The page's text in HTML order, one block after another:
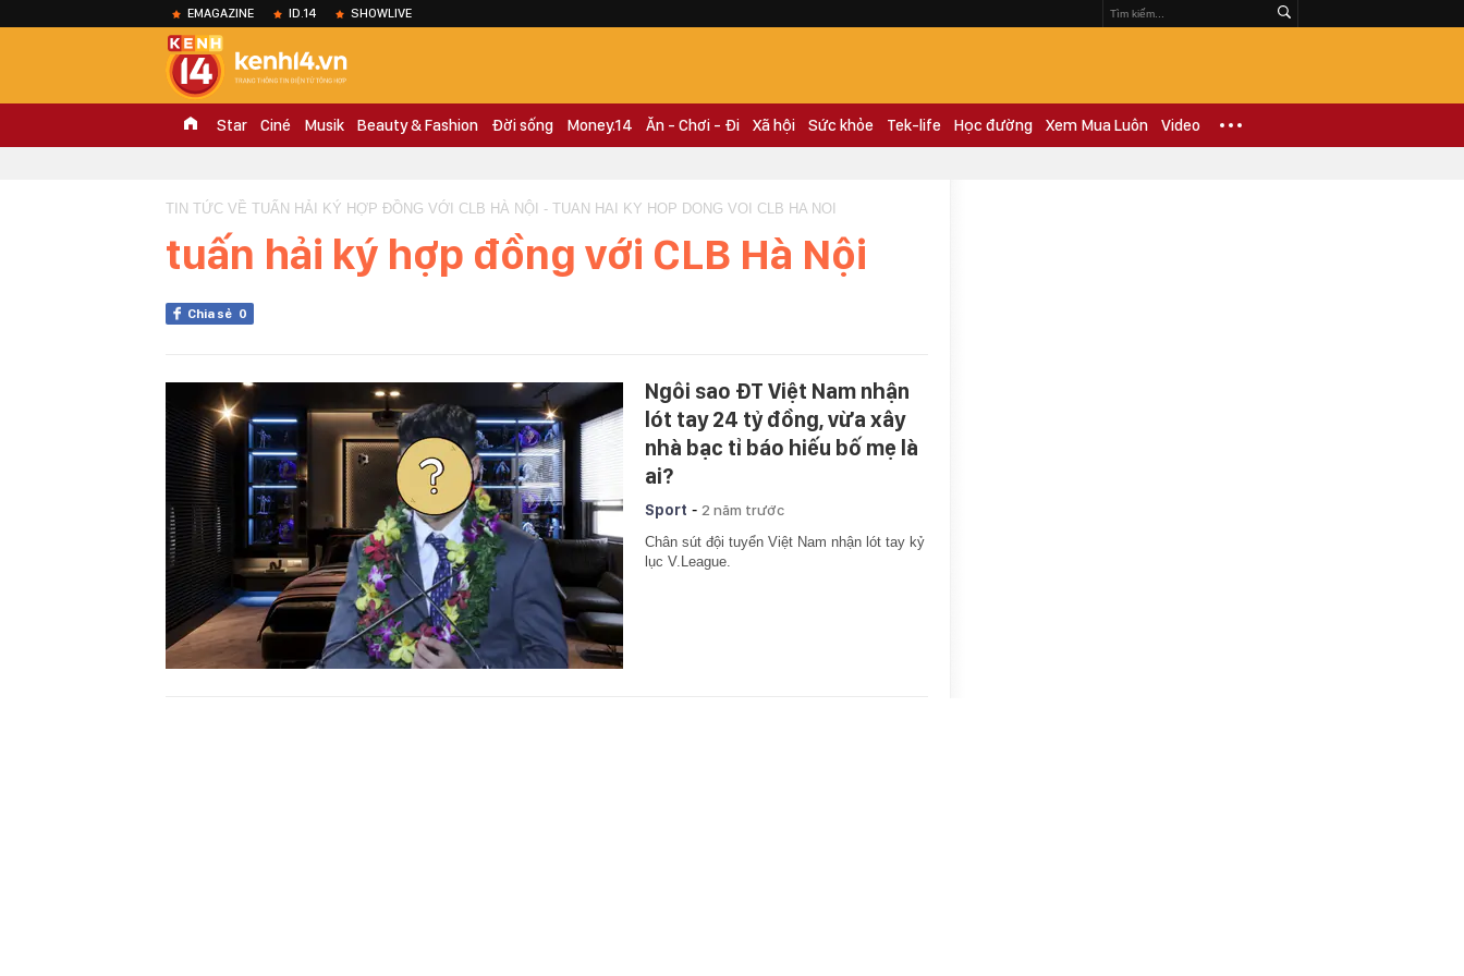
EMAGAZINE ID.14 SHOWLIVE
Star Ciné Musik Beauty & Fashion Đời sống Money.14 Ăn - Chơi - Đi Xã hội Sức khỏe Tek-life Học đường Xem Mua Luôn Video
TIN TỨC VỀ TUẤN HẢI KÝ HỢP ĐỒNG VỚI CLB HÀ NỘI - TUAN HAI KY HOP DONG VOI CLB HA NOI
tuấn hải ký hợp đồng với CLB Hà Nội
Chia sẻ 0
Ngôi sao ĐT Việt Nam nhận
lót tay 24 tỷ đồng, vừa xây
nhà bạc tỉ báo hiếu bố mẹ là
ai?
Sport - 2 năm trước
Chân sút đội tuyển Việt Nam nhận lót tay kỷ
lục V.League.